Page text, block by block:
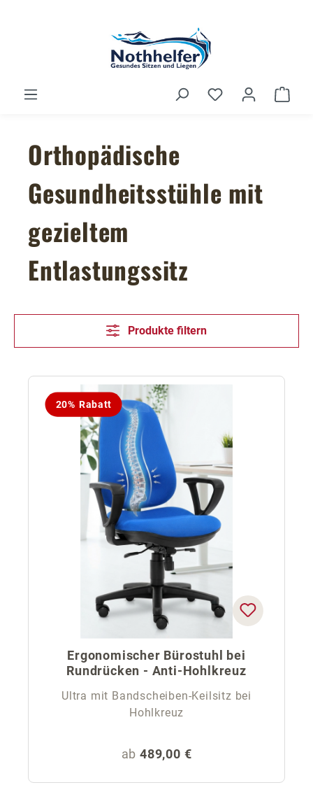
Du hast 0
Orthopädische
Gesundheitsstühle mit
gezieltem
Entlastungssitz
Produkte filtern
20% Rabatt
Ergonomischer Bürostuhl bei
Rundrücken - Anti-Hohlkreuz
Ultra mit Bandscheiben-Keilsitz bei
Hohlkreuz
Regulärer Preis:
ab 489,00 €